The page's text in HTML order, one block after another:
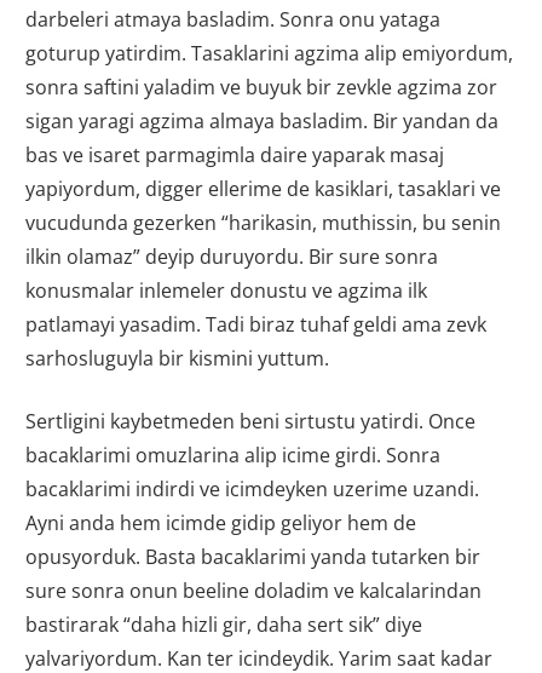
darbeleri atmaya basladim. Sonra onu yataga
goturup yatirdim. Tasaklarini agzima alip emiyordum,
sonra saftini yaladim ve buyuk bir zevkle agzima zor
sigan yaragi agzima almaya basladim. Bir yandan da
bas ve isaret parmagimla daire yaparak masaj
yapiyordum, digger ellerime de kasiklari, tasaklari ve
vucudunda gezerken “harikasin, muthissin, bu senin
ilkin olamaz” deyip duruyordu. Bir sure sonra
konusmalar inlemeler donustu ve agzima ilk
patlamayi yasadim. Tadi biraz tuhaf geldi ama zevk
sarhosluguyla bir kismini yuttum.
Sertligini kaybetmeden beni sirtustu yatirdi. Once
bacaklarimi omuzlarina alip icime girdi. Sonra
bacaklarimi indirdi ve icimdeyken uzerime uzandi.
Ayni anda hem icimde gidip geliyor hem de
opusyorduk. Basta bacaklarimi yanda tutarken bir
sure sonra onun beeline doladim ve kalcalarindan
bastirarak “daha hizli gir, daha sert sik” diye
yalvariyordum. Kan ter icindeydik. Yarim saat kadar